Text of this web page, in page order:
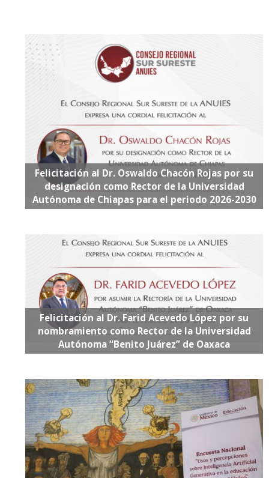
Felicitación al Dr. Oswaldo Chacón Rojas por su
designación como Rector de la Universidad
Autónoma de Chiapas para el periodo 2026-2030
Felicitación al Dr. Farid Acevedo López por su
nombramiento como Rector de la Universidad
Autónoma “Benito Juárez” de Oaxaca